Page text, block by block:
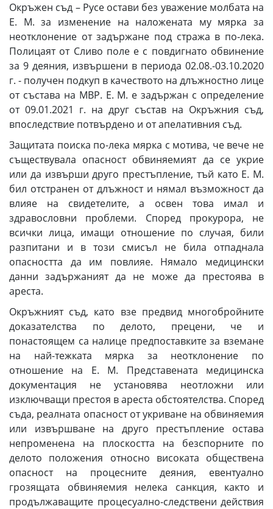
Окръжен съд – Русе остави без уважение молбата на
Е. М. за изменение на наложената му мярка за
неотклонение от задържане под стража в по-лека.
Полицаят от Сливо поле е с повдигнато обвинение
за 9 деяния, извършени в периода 02.08.-03.10.2020
г. - получен подкуп в качеството на длъжностно лице
от състава на МВР. Е. М. е задържан с определение
от 09.01.2021 г. на друг състав на Окръжния съд,
впоследствие потвърдено и от апелативния съд.
Защитата поиска по-лека мярка с мотива, че вече не
съществувала опасност обвиняемият да се укрие
или да извърши друго престъпление, тъй като Е. М.
бил отстранен от длъжност и нямал възможност да
влияе на свидетелите, а освен това имал и
здравословни проблеми. Според прокурора, не
всички лица, имащи отношение по случая, били
разпитани и в този смисъл не била отпаднала
опасността да им повлияе. Нямало медицински
данни задържаният да не може да престоява в
ареста.
Окръжният съд, като взе предвид многобройните
доказателства по делото, прецени, че и
понастоящем са налице предпоставките за вземане
на най-тежката мярка за неотклонение по
отношение на Е. М. Представената медицинска
документация не установява неотложни или
изключващи престоя в ареста обстоятелства. Според
съда, реалната опасност от укриване на обвиняемия
или извършване на друго престъпление остава
непроменена на плоскостта на безспорните по
делото положения относно високата обществена
опасност на процесните деяния, евентуално
грозящата обвиняемия нелека санкция, както и
продължаващите процесуално-следствени действия